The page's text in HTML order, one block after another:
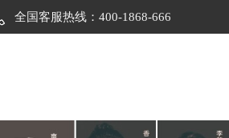
全国客服热线：400-1868-666